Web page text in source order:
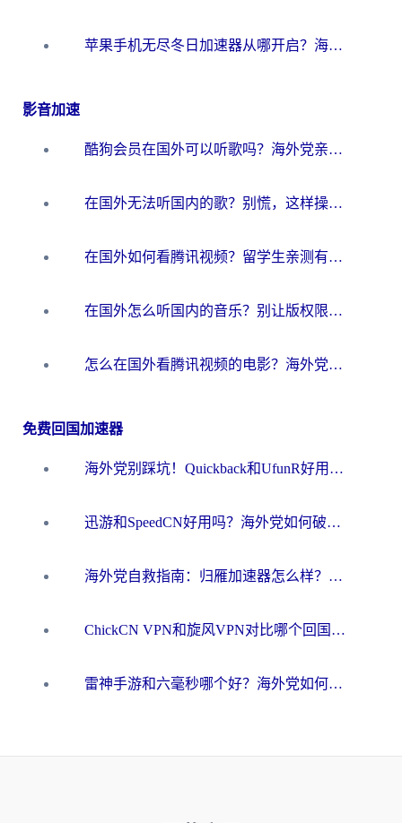
苹果手机无尽冬日加速器从哪开启？海外玩家的冬日生存指南
影音加速
酷狗会员在国外可以听歌吗？海外党亲测有效：3步解决音乐权限难题
在国外无法听国内的歌？别慌，这样操作就能畅听QQ音乐（附亲测加速器推荐）
在国外如何看腾讯视频？留学生亲测有效的回国加速方案
在国外怎么听国内的音乐？别让版权限制断了你的华语歌单
怎么在国外看腾讯视频的电影？海外党亲测有效的回国加速指南
免费回国加速器
海外党别踩坑！Quickback和UfunR好用吗？选对回国加速器才能无缝刷国内资源
迅游和SpeedCN好用吗？海外党如何破解那道看不见的墙
海外党自救指南：归雁加速器怎么样？教你避开坑实现国内资源无缝访问
ChickCN VPN和旋风VPN对比哪个回国效果更好？海外用户的选择困境与出路
雷神手游和六毫秒哪个好？海外党如何真正解锁国内资源